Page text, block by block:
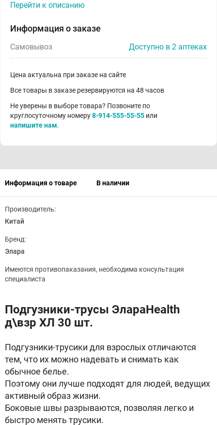
Перейти к описанию
Информация о заказе
Самовывоз Доступно в 2 аптеках
Цена актуальна при заказе на сайте
Все товары в заказе резервируются на 48 часов
Не уверены в выборе товара? Позвоните по
круглосуточному номеру8-914-555-55-55 или
напишите нам.
Информация о товаре В наличии
Производитель:
Китай
Бренд:
Элара
Имеются противопаказания, необходима консультация
специалиста
Подгузники-трусы ЭлараHealth
д\взр ХЛ 30 шт.
Подгузники-трусики для взрослых отличаются
тем, что их можно надевать и снимать как
обычное белье.
Поэтому они лучше подходят для людей, ведущих
активный образ жизни.
Боковые швы разрываются, позволяя легко и
быстро менять трусики.